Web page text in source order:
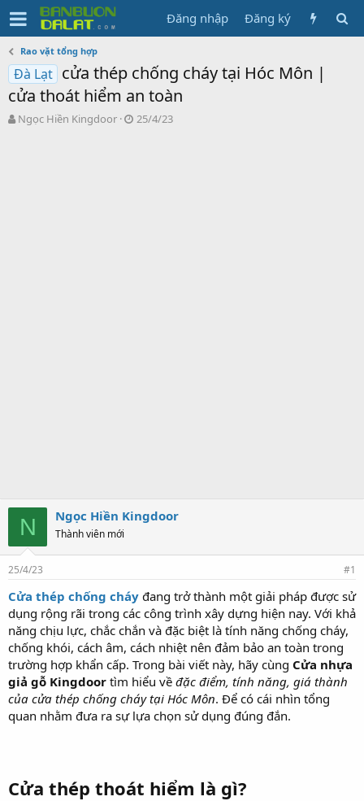
Đăng nhập Đăng ký
Rao vặt tổng hợp
Đà Lạt cửa thép chống cháy tại Hóc Môn |
cửa thoát hiểm an toàn
N
Ngọc Hiền Kingdoor
N
25/4/23
N Ngọc Hiền Kingdoor
Thành viên mới
25/4/23 #1
Cửa thép chống cháy đang trở thành một giải pháp được sử
dụng rộng rãi trong các công trình xây dựng hiện nay. Với khả
năng chịu lực, chắc chắn và đặc biệt là tính năng chống cháy,
chống khói, cách âm, cách nhiệt nên đảm bảo an toàn trong
trường hợp khẩn cấp. Trong bài viết này, hãy cùng Cửa nhựa
giả gỗ Kingdoor tìm hiểu về đặc điểm, tính năng, giá thành
của cửa thép chống cháy tại Hóc Môn. Để có cái nhìn tổng
quan nhằm đưa ra sự lựa chọn sử dụng đúng đắn.
Cửa thép thoát hiểm là gì?